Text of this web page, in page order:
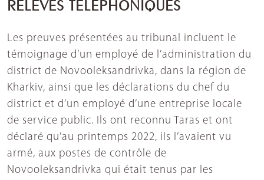
RELEVÉS TÉLÉPHONIQUES
Les preuves présentées au tribunal incluent le
témoignage d’un employé de l’administration du
district de Novooleksandrivka, dans la région de
Kharkiv, ainsi que les déclarations du chef du
district et d’un employé d’une entreprise locale
de service public. Ils ont reconnu Taras et ont
déclaré qu’au printemps 2022, ils l’avaient vu
armé, aux postes de contrôle de
Novooleksandrivka qui était tenus par les